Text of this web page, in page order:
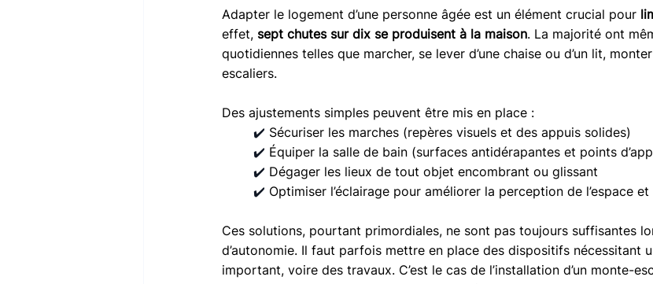
Adapter le logement d’une personne âgée est un élément crucial pour
effet, sept chutes sur dix se produisent à la maison. La majorité ont
quotidiennes telles que marcher, se lever d’une chaise ou d’un lit,
escaliers.
Des ajustements simples peuvent être mis en place :
	✔️
Sécuriser les marches (repères visuels et des appuis solides)
✔️ Équiper la salle de bain (surfaces antidérapantes et points
✔️ Dégager les lieux de tout objet encombrant ou glissant
✔️ Optimiser l’éclairage pour améliorer la perception de l’espace
Ces solutions, pourtant primordiales, ne sont pas toujours suffisantes
d’autonomie. Il faut parfois mettre en place des dispositifs nécessitant
important, voire des travaux. C’est le cas de l’installation d’un monte-